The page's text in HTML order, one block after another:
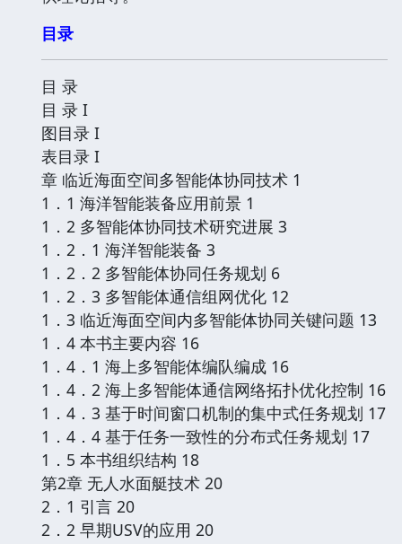
目录
目 录
目 录 I
图目录 I
表目录 I
章 临近海面空间多智能体协同技术 1
1．1 海洋智能装备应用前景 1
1．2 多智能体协同技术研究进展 3
1．2．1 海洋智能装备 3
1．2．2 多智能体协同任务规划 6
1．2．3 多智能体通信组网优化 12
1．3 临近海面空间内多智能体协同关键问题 13
1．4 本书主要内容 16
1．4．1 海上多智能体编队编成 16
1．4．2 海上多智能体通信网络拓扑优化控制 16
1．4．3 基于时间窗口机制的集中式任务规划 17
1．4．4 基于任务一致性的分布式任务规划 17
1．5 本书组织结构 18
第2章 无人水面艇技术 20
2．1 引言 20
2．2 早期USV的应用 20